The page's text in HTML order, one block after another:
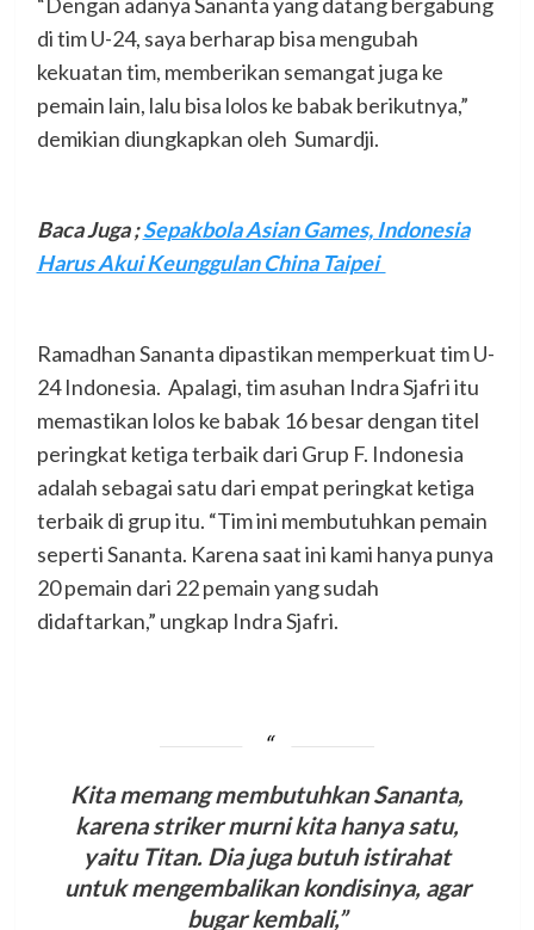
di tim U-24, saya berharap bisa mengubah
kekuatan tim, memberikan semangat juga ke
pemain lain, lalu bisa lolos ke babak berikutnya,”
demikian diungkapkan oleh Sumardji.
Baca Juga ;Sepakbola Asian Games, Indonesia
Harus Akui Keunggulan China Taipei
Ramadhan Sananta dipastikan memperkuat tim U-
24 Indonesia. Apalagi, tim asuhan Indra Sjafri itu
memastikan lolos ke babak 16 besar dengan titel
peringkat ketiga terbaik dari Grup F. Indonesia
adalah sebagai satu dari empat peringkat ketiga
terbaik di grup itu. “Tim ini membutuhkan pemain
seperti Sananta. Karena saat ini kami hanya punya
20 pemain dari 22 pemain yang sudah
didaftarkan,” ungkap Indra Sjafri.
Kita memang membutuhkan Sananta,
karena striker murni kita hanya satu,
yaitu Titan. Dia juga butuh istirahat
untuk mengembalikan kondisinya, agar
bugar kembali,”